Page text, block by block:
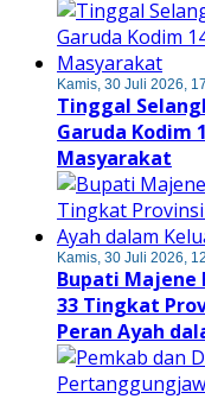
Kamis, 30 Juli 2026,
Tinggal
Garuda Kodim
Masyarakat
Kamis, 30 Juli 2026,
Bupati Majene
33 Tingkat
Peran Ayah